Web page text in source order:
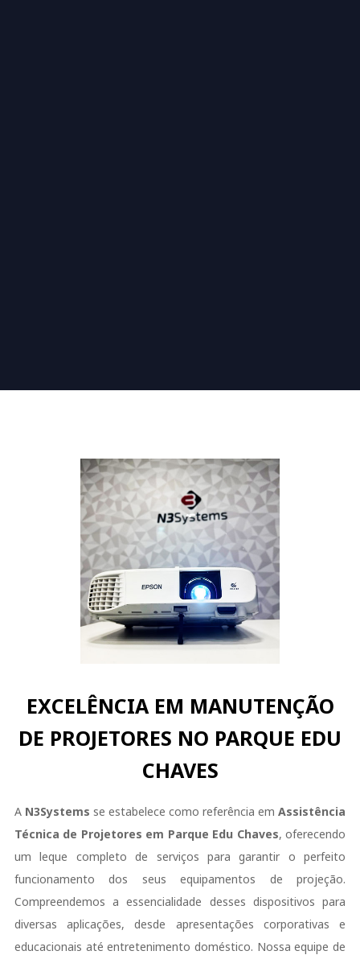
EXCELÊNCIA EM MANUTENÇÃO
DE PROJETORES NO PARQUE EDU
CHAVES
A N3Systems se estabelece como referência em Assistência
Técnica de Projetores em Parque Edu Chaves, oferecendo
um leque completo de serviços para garantir o perfeito
funcionamento dos seus equipamentos de projeção.
Compreendemos a essencialidade desses dispositivos para
diversas aplicações, desde apresentações corporativas e
educacionais até entretenimento doméstico. Nossa equipe de